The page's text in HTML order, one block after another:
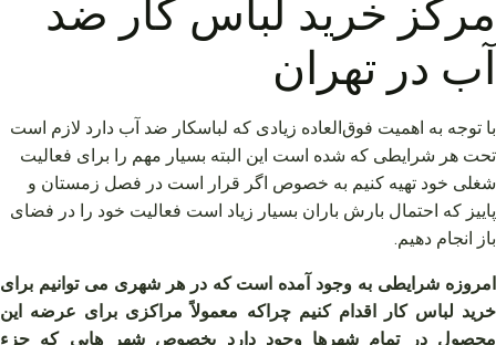
مرکز خرید لباس کار ضد
آب در تهران
با توجه به اهمیت فوق‌العاده زیادی که لباسکار ضد آب دارد لازم است
تحت هر شرایطی که شده است این البته بسیار مهم را برای فعالیت
شغلی خود تهیه کنیم به خصوص اگر قرار است در فصل زمستان و
پاییز که احتمال بارش باران بسیار زیاد است فعالیت خود را در فضای
باز انجام دهیم.
امروزه شرایطی به وجود آمده است که در هر شهری می توانیم برای
خرید لباس کار اقدام کنیم چراکه معمولاً مراکزی برای عرضه این
محصول در تمام شهرها وجود دارد بخصوص شهر هایی که جزء